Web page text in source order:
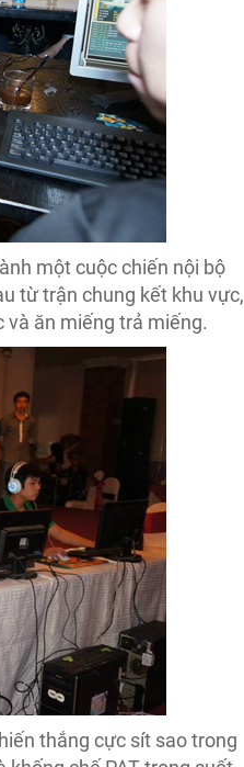
một cuộc chiến nội bộ
từ trận chung kết khu vực,
và ăn miếng trả miếng.
thắng cực sít sao trong